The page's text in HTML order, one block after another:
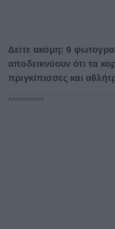
Δείτε ακόμη: 9
αποδεικνύουν ότι τα
πριγκίπισσες και